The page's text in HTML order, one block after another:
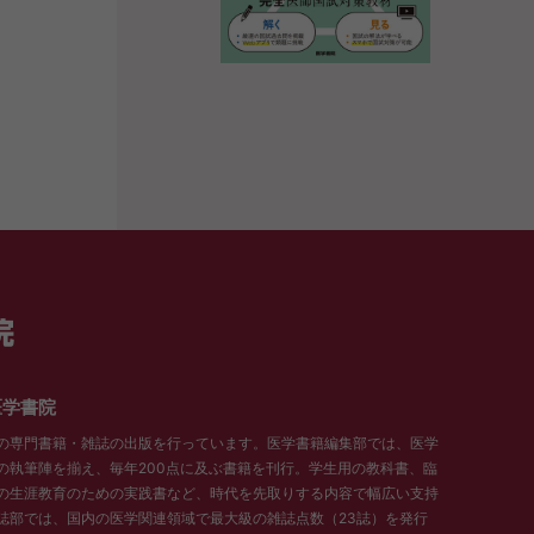
書院
専門書籍・雑誌の出版を行っています。医学書籍編集部では、医学
執筆陣を揃え、毎年200点に及ぶ書籍を刊行。学生用の教科書、臨
生涯教育のための実践書など、時代を先取りする内容で幅広い支持
部では、国内の医学関連領域で最大級の雑誌点数（23誌）を発行